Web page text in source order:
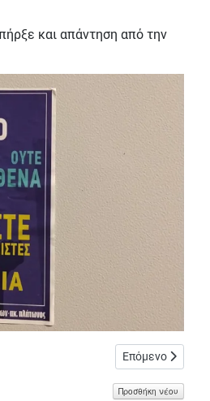
και απάντηση από την
σιδηροδρομικών γραμμών
Επόμενο άρθρο:
Επόμενο
Προσθήκη νέου